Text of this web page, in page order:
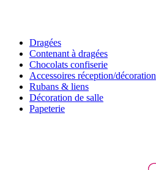
Dragées
Contenant à dragées
Chocolats confiserie
Accessoires réception/décoration
Rubans & liens
Décoration de salle
Papeterie